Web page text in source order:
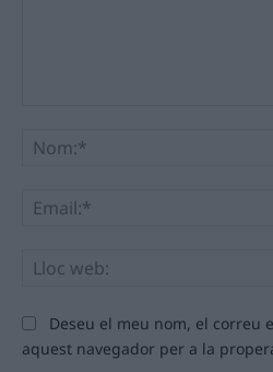
Deseu el meu nom, el correu
aquest navegador per a la